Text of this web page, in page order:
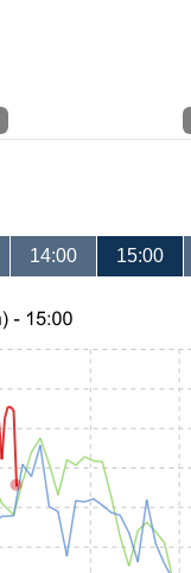
14:00 15:00